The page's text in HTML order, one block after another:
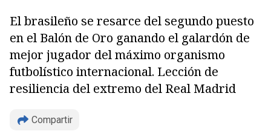
El brasileño se resarce del segundo puesto
en el Balón de Oro ganando el galardón de
mejor jugador del máximo organismo
futbolístico internacional. Lección de
resiliencia del extremo del Real Madrid
Compartir
Copiar